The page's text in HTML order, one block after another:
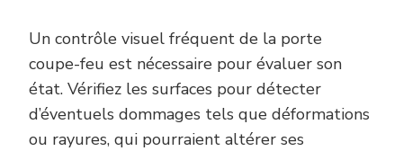
Un contrôle visuel fréquent de la porte
coupe-feu est nécessaire pour évaluer son
état. Vérifiez les surfaces pour détecter
d’éventuels dommages tels que déformations
ou rayures, qui pourraient altérer ses